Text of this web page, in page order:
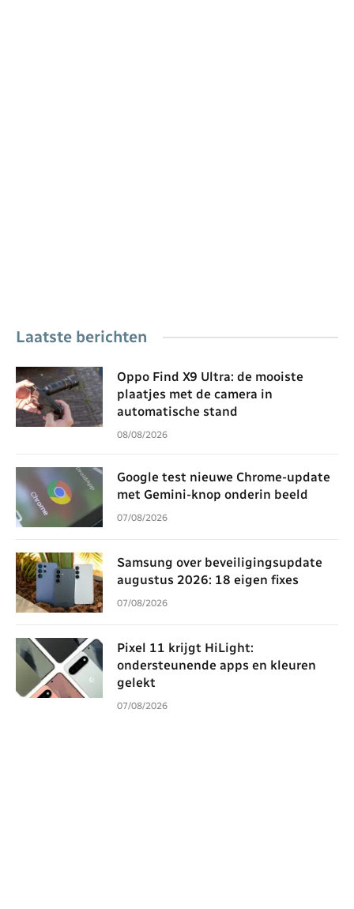
Laatste berichten
Oppo Find X9 Ultra: de mooiste
plaatjes met de camera in
automatische stand
08/08/2026
Google test nieuwe Chrome-update
met Gemini-knop onderin beeld
07/08/2026
Samsung over beveiligingsupdate
augustus 2026: 18 eigen fixes
07/08/2026
Pixel 11 krijgt HiLight:
ondersteunende apps en kleuren
gelekt
07/08/2026